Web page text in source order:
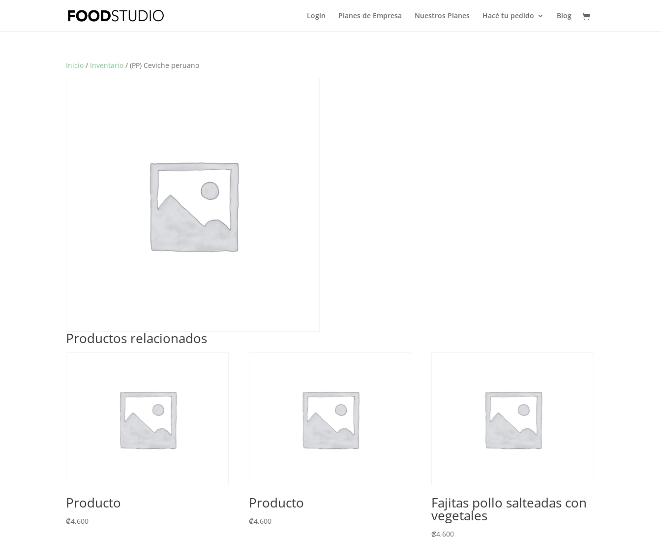
Login Planes de Empresa Nuestros Planes Hacé tu pedido Blog
Inicio / Inventario / (PP) Ceviche peruano
Productos relacionados
Producto
₡4,600
Producto
₡4,600
Fajitas pollo salteadas con
vegetales
₡4,600